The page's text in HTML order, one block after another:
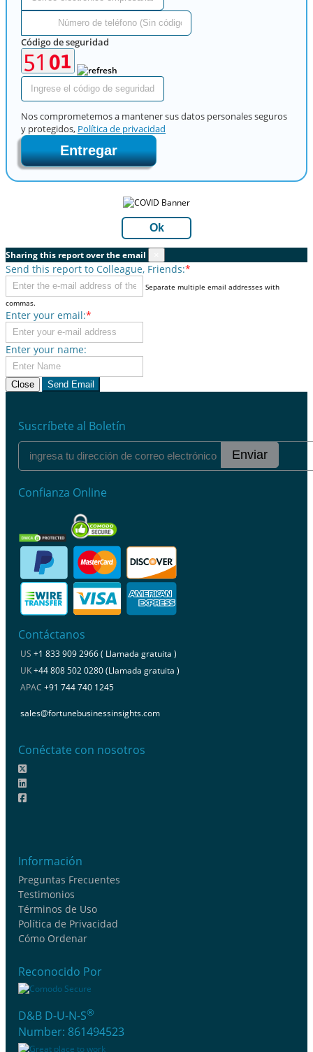
Código de seguridad
Nos comprometemos a mantener sus datos personales seguros
y protegidos, Política de privacidad
Entregar
Ok
Sharing this report over the email
Send this report to Colleague, Friends:*
Separate multiple email addresses with
commas.
Enter your email:*
Enter your name:
Close Send Email
Suscríbete al Boletín
Enviar
Confianza Online
Contáctanos
US +1 833 909 2966 ( Llamada gratuita )
UK+44 808 502 0280 (Llamada gratuita )
APAC +91 744 740 1245
sales@fortunebusinessinsights.com
Conéctate con nosotros
Información
Preguntas Frecuentes
Testimonios
Términos de Uso
Política de Privacidad
Cómo Ordenar
Reconocido Por
D&B D-U-N-S®
Number: 861494523